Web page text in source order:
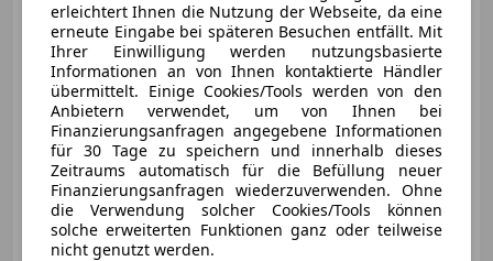
Opel Corsa -F 75PS Benzin
MT5 LP € 21.753,-
€ 13 433
erleichtert Ihnen die Nutzung der Webseite, da eine
erneute Eingabe bei späteren Besuchen entfällt. Mit
Ihrer Einwilligung werden nutzungsbasierte
Informationen an von Ihnen kontaktierte Händler
übermittelt. Einige Cookies/Tools werden von den
Anbietern verwendet, um von Ihnen bei
Finanzierungsanfragen angegebene Informationen
für 30 Tage zu speichern und innerhalb dieses
Zeitraums automatisch für die Befüllung neuer
Finanzierungsanfragen wiederzuverwenden. Ohne
die Verwendung solcher Cookies/Tools können
solche erweiterten Funktionen ganz oder teilweise
nicht genutzt werden.